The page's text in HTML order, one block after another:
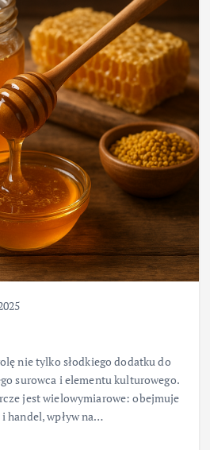
nie tylko słodkiego dodatku do
surowca i elementu kulturowego.
jest wielowymiarowe: obejmuje
handel, wpływ na…